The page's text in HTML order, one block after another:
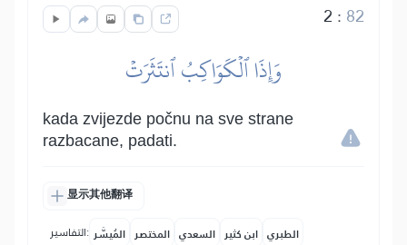
2 : 82
وَإِذَا ٱلۡكَوَاكِبُ ٱنتَثَرَتۡ
kada zvijezde počnu na sve strane
razbacane, padati.
显示其他翻译
التفاسير: المُيسَّر المختصر السعدي ابن كثير الطبري